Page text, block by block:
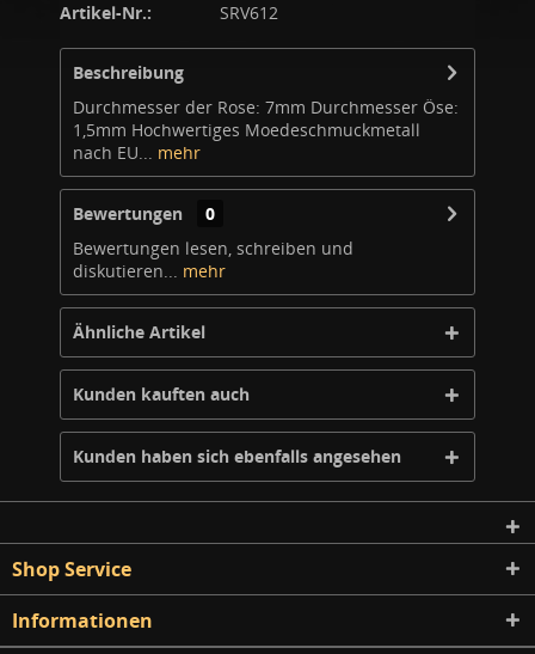
Artikel-Nr.: SRV612
Beschreibung
Durchmesser der Rose: 7mm Durchmesser Öse:
1,5mm Hochwertiges Moedeschmuckmetall
nach EU... mehr
Bewertungen
0
Bewertungen lesen, schreiben und
diskutieren... mehr
Ähnliche Artikel
Kunden kauften auch
Kunden haben sich ebenfalls angesehen
Shop Service
Informationen